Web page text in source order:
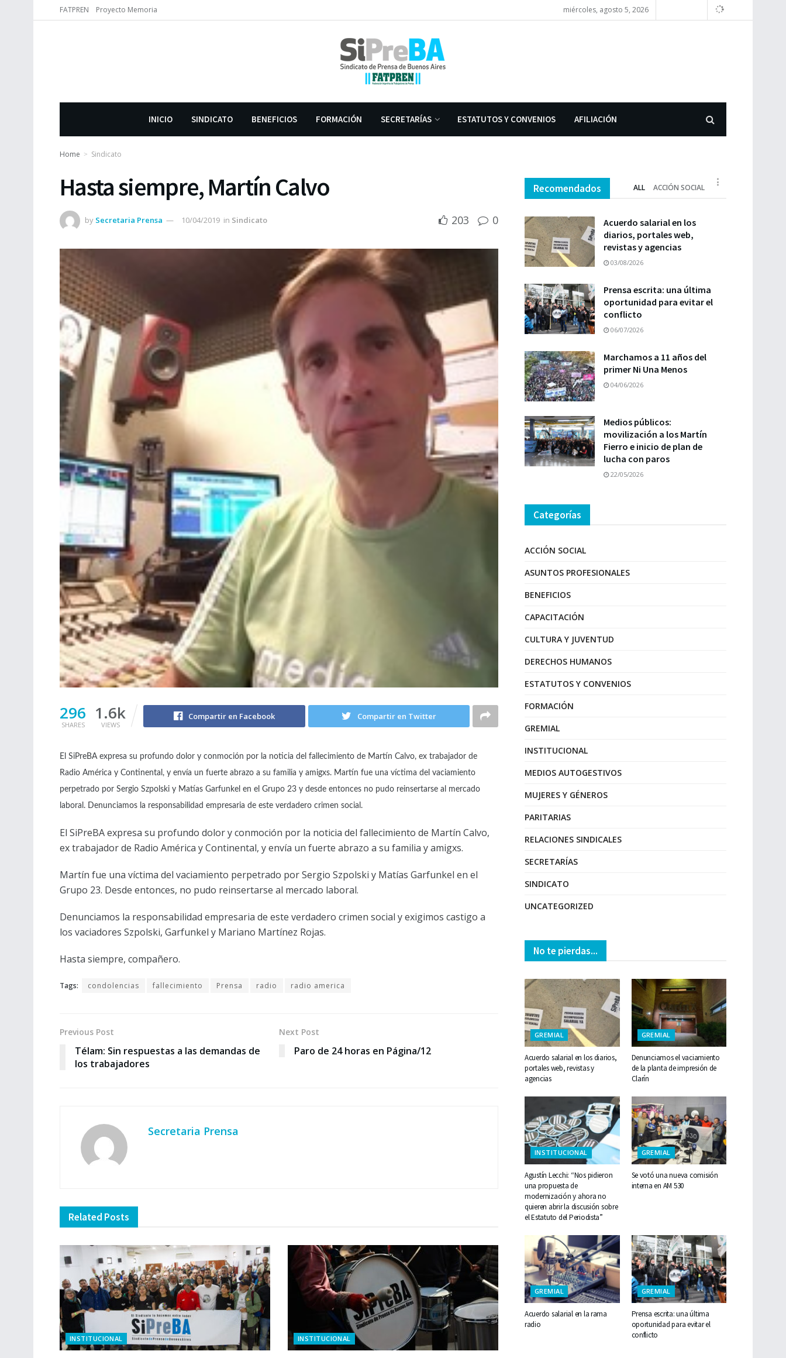
FATPREN Proyecto Memoria miércoles, agosto 5, 2026
INICIO SINDICATO BENEFICIOS FORMACIÓN SECRETARÍAS ESTATUTOS Y CONVENIOS AFILIACIÓN
Home Sindicato
Hasta siempre, Martín Calvo
by Secretaria Prensa 10/04/2019 in Sindicato 203 0
296
SHARES
1.6k
VIEWS
Compartir en Facebook Compartir en Twitter
El SiPreBA expresa su profundo dolor y conmoción por la noticia del fallecimiento de Martín Calvo, ex trabajador de
Radio América y Continental, y envía un fuerte abrazo a su familia y amigxs. Martín fue una víctima del vaciamiento
perpetrado por Sergio Szpolski y Matías Garfunkel en el Grupo 23 y desde entonces no pudo reinsertarse al mercado
laboral. Denunciamos la responsabilidad empresaria de este verdadero crimen social.
El SiPreBA expresa su profundo dolor y conmoción por la noticia del fallecimiento de Martín Calvo,
ex trabajador de Radio América y Continental, y envía un fuerte abrazo a su familia y amigxs.
Martín fue una víctima del vaciamiento perpetrado por Sergio Szpolski y Matías Garfunkel en el
Grupo 23. Desde entonces, no pudo reinsertarse al mercado laboral.
Denunciamos la responsabilidad empresaria de este verdadero crimen social y exigimos castigo a
los vaciadores Szpolski, Garfunkel y Mariano Martínez Rojas.
Hasta siempre, compañero.
Tags: condolencias fallecimiento Prensa radio radio america
Previous Post
Télam: Sin respuestas a las demandas de
los trabajadores
Next Post
Paro de 24 horas en Página/12
Secretaria Prensa
Related Posts
INSTITUCIONAL INSTITUCIONAL
Recomendados ALL ACCIÓN SOCIAL
Acuerdo salarial en los
diarios, portales web,
revistas y agencias
03/08/2026
Prensa escrita: una última
oportunidad para evitar el
conflicto
06/07/2026
Marchamos a 11 años del
primer Ni Una Menos
04/06/2026
Medios públicos:
movilización a los Martín
Fierro e inicio de plan de
lucha con paros
22/05/2026
Categorías
ACCIÓN SOCIAL
ASUNTOS PROFESIONALES
BENEFICIOS
CAPACITACIÓN
CULTURA Y JUVENTUD
DERECHOS HUMANOS
ESTATUTOS Y CONVENIOS
FORMACIÓN
GREMIAL
INSTITUCIONAL
MEDIOS AUTOGESTIVOS
MUJERES Y GÉNEROS
PARITARIAS
RELACIONES SINDICALES
SECRETARÍAS
SINDICATO
UNCATEGORIZED
No te pierdas...
GREMIAL
Acuerdo salarial en los diarios,
portales web, revistas y
agencias
GREMIAL
Denunciamos el vaciamiento
de la planta de impresión de
Clarín
INSTITUCIONAL
Agustín Lecchi: “Nos pidieron
una propuesta de
modernización y ahora no
quieren abrir la discusión sobre
el Estatuto del Periodista”
GREMIAL
Se votó una nueva comisión
interna en AM 530
GREMIAL
Acuerdo salarial en la rama
radio
GREMIAL
Prensa escrita: una última
oportunidad para evitar el
conflicto